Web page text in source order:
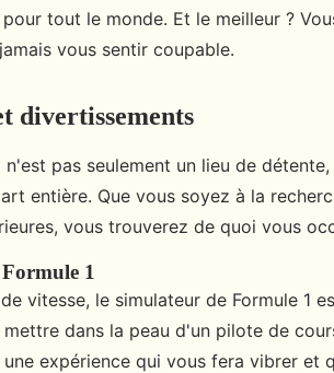
tout le monde. Et le meilleur ?
vous sentir coupable.
divertissements
n'est pas seulement un lieu de
entière. Que vous soyez à la
vous trouverez de quoi vous
1
vitesse, le simulateur de Formule 1
dans la peau d'un pilote de
expérience qui vous fera vibrer et